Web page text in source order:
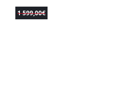
1 599,00€